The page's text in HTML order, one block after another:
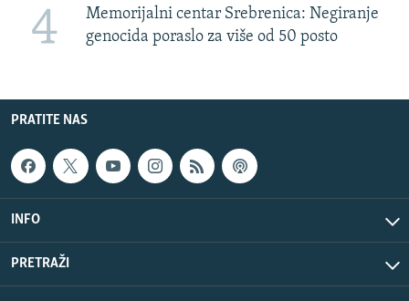
4
Memorijalni centar Srebrenica: Negiranje
genocida poraslo za više od 50 posto
PRATITE NAS
INFO
PRETRAŽI